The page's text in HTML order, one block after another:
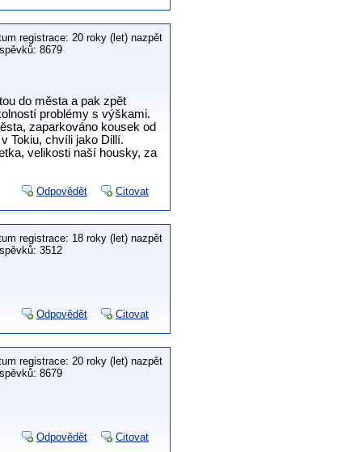
registrace: 20 roky (let) nazpět
8679
do města a pak zpět
problémy s výškami.
zaparkováno kousek od
Tokiu, chvíli jako Dillí.
velikosti naší housky, za
Odpovědět Citovat
registrace: 18 roky (let) nazpět
3512
Odpovědět Citovat
registrace: 20 roky (let) nazpět
8679
Odpovědět Citovat